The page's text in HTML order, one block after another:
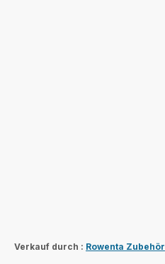
Verkauf durch : Rowenta Zubehör